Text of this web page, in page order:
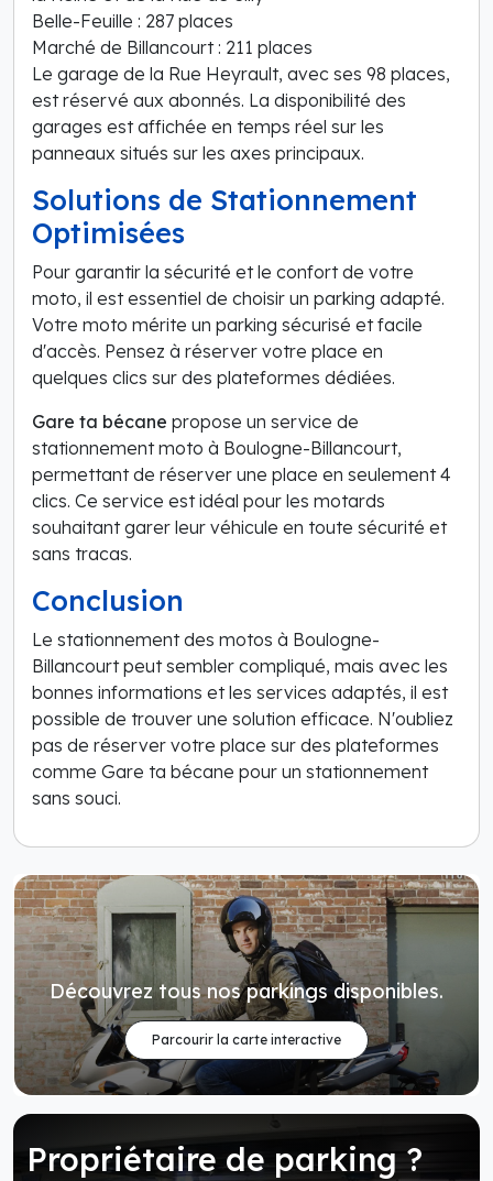
Belle-Feuille : 287 places
Marché de Billancourt : 211 places
Le garage de la Rue Heyrault, avec ses 98 places,
est réservé aux abonnés. La disponibilité des
garages est affichée en temps réel sur les
panneaux situés sur les axes principaux.
Solutions de Stationnement
Optimisées
Pour garantir la sécurité et le confort de votre
moto, il est essentiel de choisir un parking adapté.
Votre moto mérite un parking sécurisé et facile
d'accès. Pensez à réserver votre place en
quelques clics sur des plateformes dédiées.
Gare ta bécane propose un service de
stationnement moto à Boulogne-Billancourt,
permettant de réserver une place en seulement 4
clics. Ce service est idéal pour les motards
souhaitant garer leur véhicule en toute sécurité et
sans tracas.
Conclusion
Le stationnement des motos à Boulogne-
Billancourt peut sembler compliqué, mais avec les
bonnes informations et les services adaptés, il est
possible de trouver une solution efficace. N'oubliez
pas de réserver votre place sur des plateformes
comme Gare ta bécane pour un stationnement
sans souci.
Découvrez tous nos parkings disponibles.
Parcourir la carte interactive
Propriétaire de parking ?